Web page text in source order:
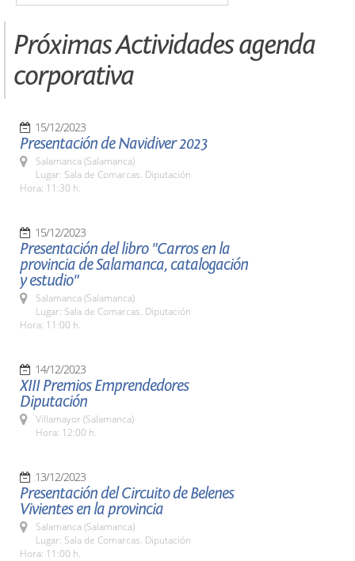
Próximas Actividades agenda
corporativa
15/12/2023
Presentación de Navidiver 2023
Salamanca (Salamanca)
Lugar: Sala de Comarcas. Diputación
Hora: 11:30 h.
15/12/2023
Presentación del libro "Carros en la
provincia de Salamanca, catalogación
y estudio"
Salamanca (Salamanca)
Lugar: Sala de Comarcas. Diputación
Hora: 11:00 h.
14/12/2023
XIII Premios Emprendedores
Diputación
Villamayor (Salamanca)
Hora: 12:00 h.
13/12/2023
Presentación del Circuito de Belenes
Vivientes en la provincia
Salamanca (Salamanca)
Lugar: Sala de Comarcas. Diputación
Hora: 11:00 h.